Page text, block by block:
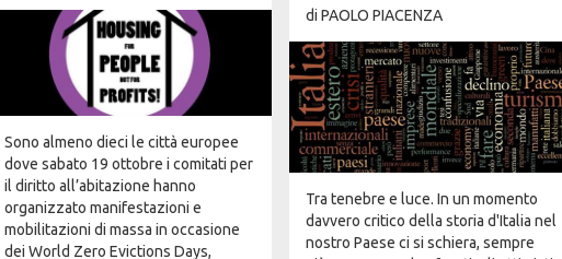
Sono almeno dieci le città europee
dove sabato 19 ottobre i comitati per
il diritto all’abitazione hanno
organizzato manifestazioni e
mobilitazioni di massa in occasione
dei World Zero Evictions Days,
diPAOLO PIACENZA
Tra tenebre e luce. In un momento
davvero critico della storia d'Italia nel
nostro Paese ci si schiera, sempre